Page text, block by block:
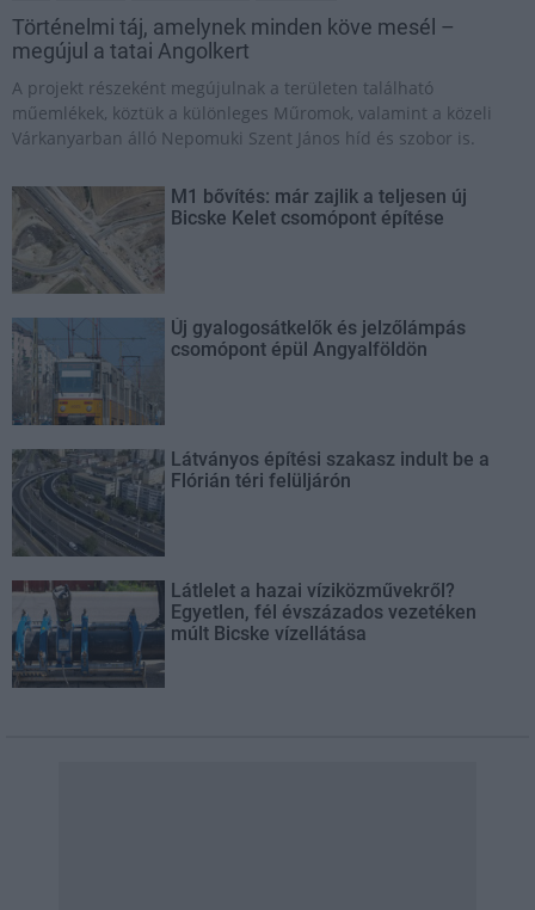
Történelmi táj, amelynek minden köve mesél –
megújul a tatai Angolkert
A projekt részeként megújulnak a területen található
műemlékek, köztük a különleges Műromok, valamint a közeli
Várkanyarban álló Nepomuki Szent János híd és szobor is.
M1 bővítés: már zajlik a teljesen új
Bicske Kelet csomópont építése
Új gyalogosátkelők és jelzőlámpás
csomópont épül Angyalföldön
Látványos építési szakasz indult be a
Flórián téri felüljárón
Látlelet a hazai víziközművekről?
Egyetlen, fél évszázados vezetéken
múlt Bicske vízellátása